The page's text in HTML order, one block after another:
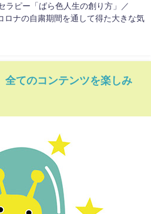
ラピー「ばら色人生の創り方」／
ロナの自粛期間を通して得た大きな気
全てのコンテンツを楽しみ